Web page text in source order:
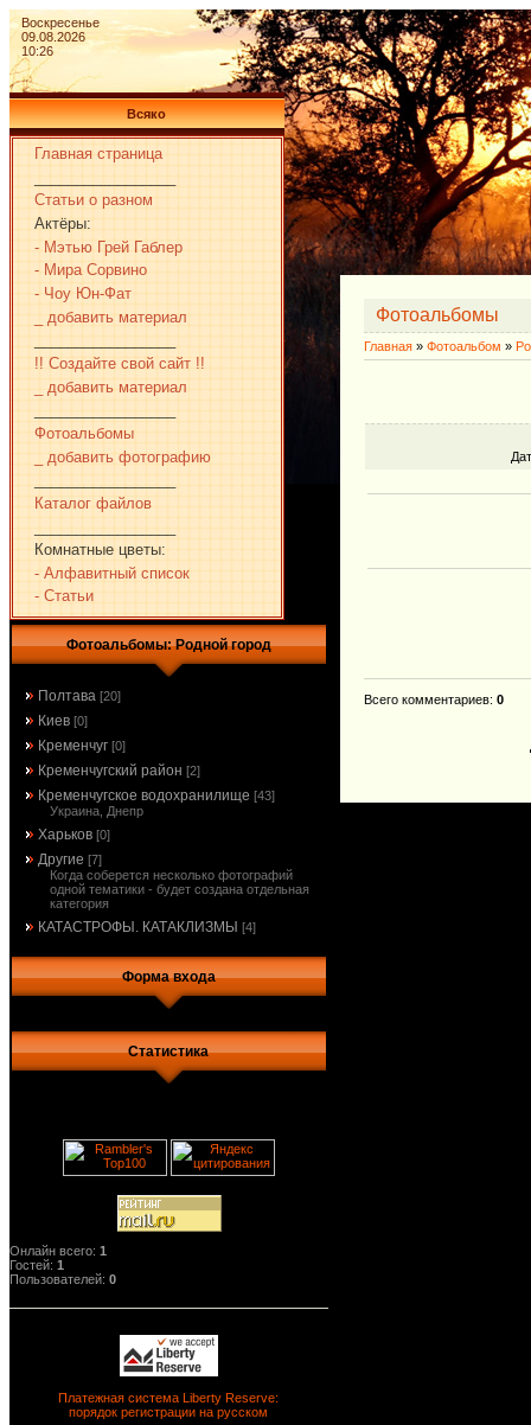
Воскресенье
09.08.2026
10:26
Всяко
Главная страница
Статьи о разном
Актёры:
- Мэтью Грей Габлер
- Мира Сорвино
- Чоу Юн-Фат
_ добавить материал
!! Создайте свой сайт !!
_ добавить материал
Фотоальбомы
_ добавить фотографию
Каталог файлов
Комнатные цветы:
- Алфавитный список
- Статьи
Фотоальбомы: Родной город
Полтава [20]
Киев [0]
Кременчуг [0]
Кременчугский район [2]
Кременчугское водохранилище [43]
Украина, Днепр
Харьков [0]
Другие [7]
Когда соберется несколько фотографий
одной тематики - будет создана отдельная
категория
КАТАСТРОФЫ. КАТАКЛИЗМЫ [4]
Форма входа
Статистика
Онлайн всего: 1
Гостей: 1
Пользователей: 0
Платежная система Liberty Reserve:
порядок регистрации на русском
Фотоальбомы
Главная » Фотоальбом »
Всего комментариев: 0